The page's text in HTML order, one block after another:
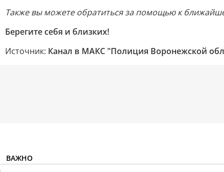
Также вы можете обратиться за помощью к
Берегите себя и близких!
Источник: Канал в МАКС "Полиция Воронежской
ВАЖНО